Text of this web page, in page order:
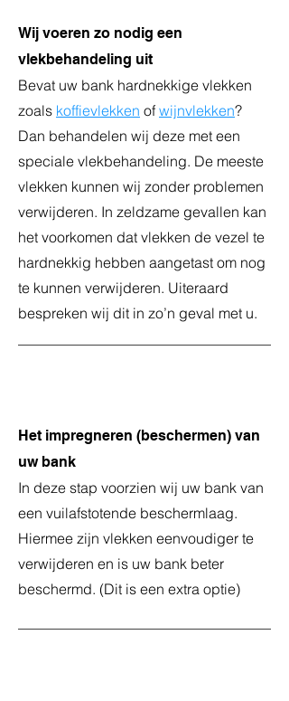
Wij voeren zo nodig een
vlekbehandeling uit
Bevat uw bank hardnekkige vlekken
zoals koffievlekken of wijnvlekken?
Dan behandelen wij deze met een
speciale vlekbehandeling. De meeste
vlekken kunnen wij zonder problemen
verwijderen. In zeldzame gevallen kan
het voorkomen dat vlekken de vezel te
hardnekkig hebben aangetast om nog
te kunnen verwijderen. Uiteraard
bespreken wij dit in zo’n geval met u.
Het impregneren (beschermen) van
uw bank
In deze stap voorzien wij uw bank van
een vuilafstotende beschermlaag.
Hiermee zijn vlekken eenvoudiger te
verwijderen en is uw bank beter
beschermd. (Dit is een extra optie)